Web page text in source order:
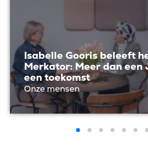
Isabelle Gooris beleeft
Merkator: Meer dan een
een toekomst
Onze mensen